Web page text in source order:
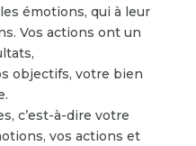
émotions, qui à leur
Vos actions ont un
objectifs, votre bien
c’est-à-dire votre
vos actions et